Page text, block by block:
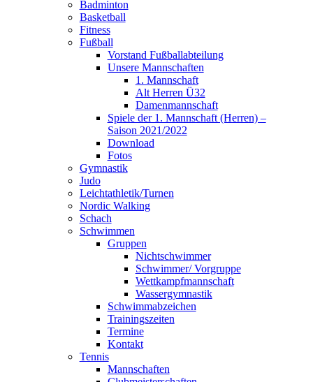
Badminton
Basketball
Fitness
Fußball
Vorstand Fußballabteilung
Unsere Mannschaften
1. Mannschaft
Alt Herren Ü32
Damenmannschaft
Spiele der 1. Mannschaft (Herren) –
Saison 2021/2022
Download
Fotos
Gymnastik
Judo
Leichtathletik/Turnen
Nordic Walking
Schach
Schwimmen
Gruppen
Nichtschwimmer
Schwimmer/ Vorgruppe
Wettkampfmannschaft
Wassergymnastik
Schwimmabzeichen
Trainingszeiten
Termine
Kontakt
Tennis
Mannschaften